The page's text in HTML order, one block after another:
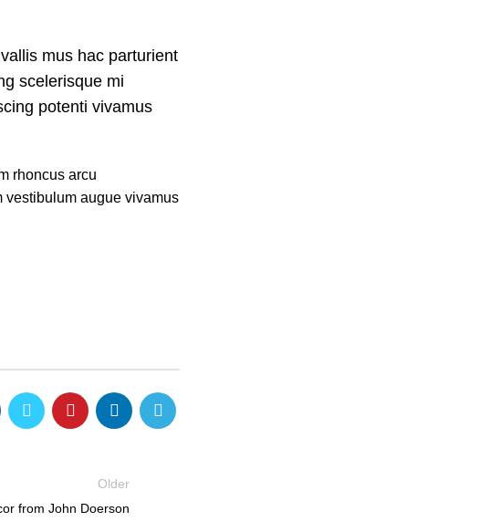
mus hac parturient
scelerisque mi
potenti vivamus
rhoncus arcu
vestibulum augue vivamus
Older
from John Doerson